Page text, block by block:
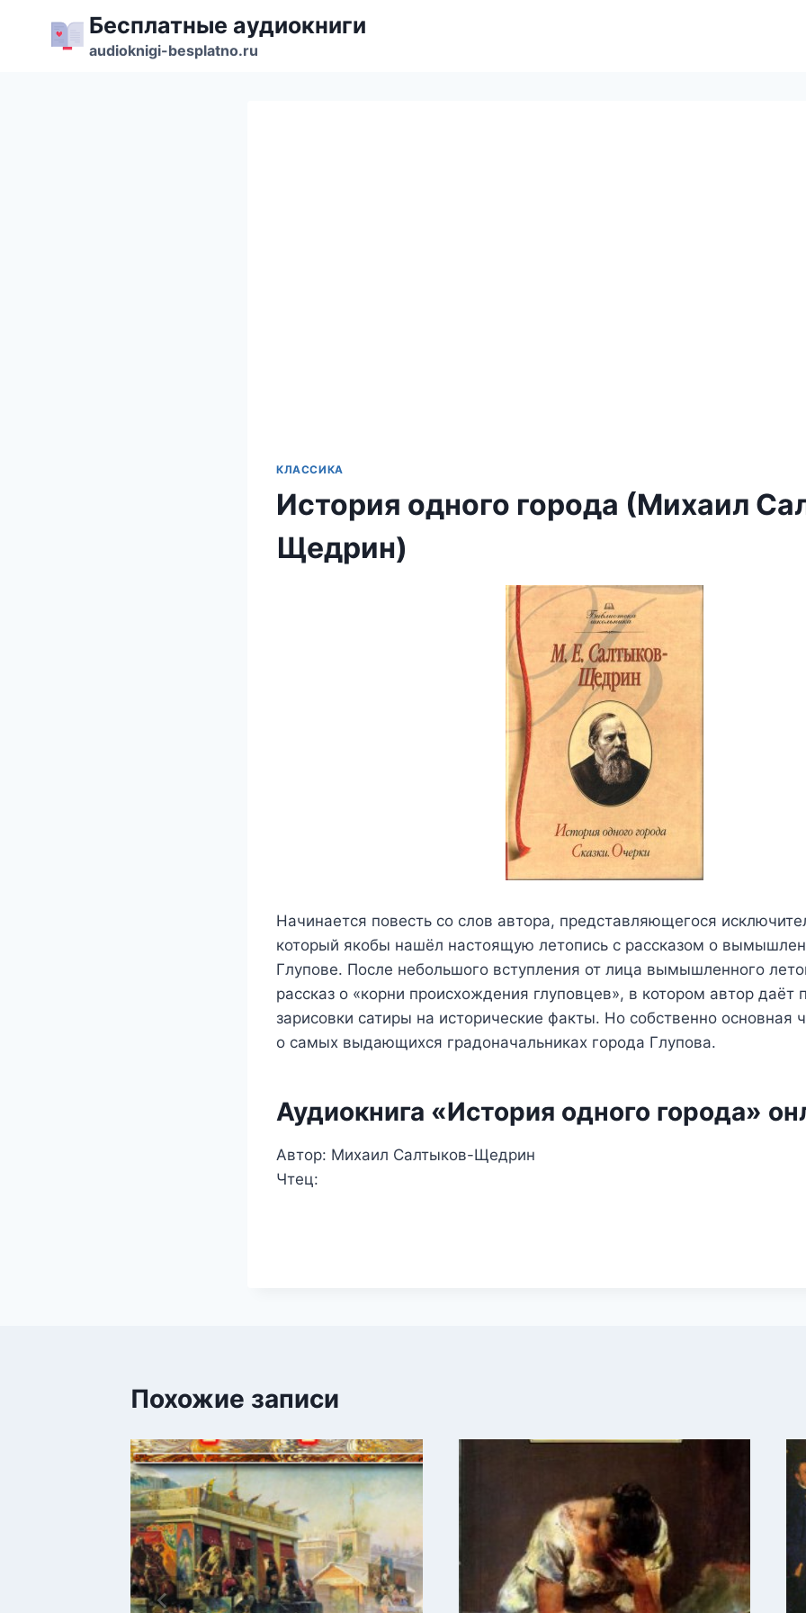
содержимому
Бесплатные аудиокниги
audioknigi-besplatno.ru
КЛАССИКА
История одного города (Михаил
Щедрин)
Начинается повесть со слов автора, представляющегося
который якобы нашёл настоящую летопись с рассказом о
Глупове. После небольшого вступления от лица вымышленного
рассказ о «корни происхождения глуповцев», в котором автор даёт
зарисовки сатиры на исторические факты. Но собственно основная
о самых выдающихся градоначальниках города Глупова.
Аудиокнига «История одного города»
Автор: Михаил Салтыков-Щедрин
Чтец:
Похожие записи